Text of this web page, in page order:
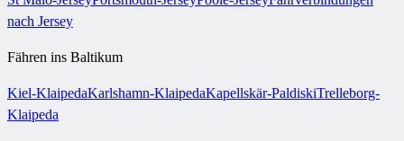
nach Jersey
Fähren ins Baltikum
Kiel-KlaipedaKarlshamn-KlaipedaKapellskär-PaldiskiTrelleborg-
Klaipeda